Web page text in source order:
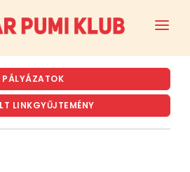
PÁLYÁZATOK
LINKGYŰJTEMÉNY